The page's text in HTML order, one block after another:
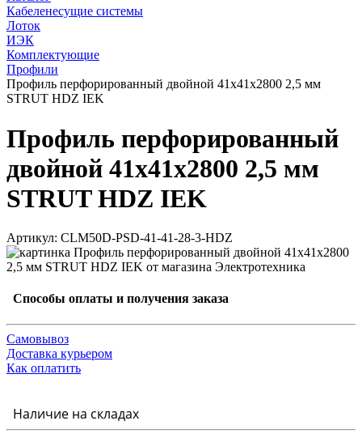
Кабеленесущие системы
Лоток
ИЭК
Комплектующие
Профили
Профиль перфорированный двойной 41х41х2800 2,5 мм
STRUT HDZ IEK
Профиль перфорированный
двойной 41х41х2800 2,5 мм
STRUT HDZ IEK
Артикул: CLM50D-PSD-41-41-28-3-HDZ
Способы оплаты и получения заказа
Самовывоз
Доставка курьером
Как оплатить
Наличие на складах